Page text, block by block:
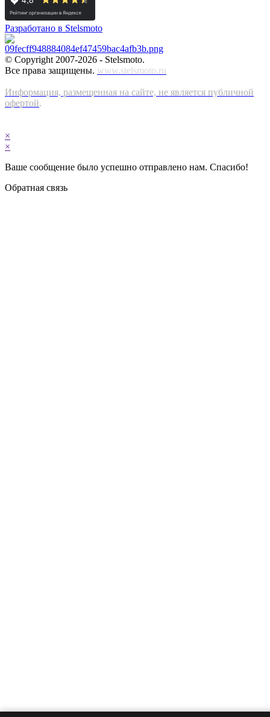
Разработано в Stelsmoto
© Copyright 2007-2026 - Stelsmoto.
Все права защищены. www.stelsmoto.ru
Информация, размещенная на сайте, не является публичной
офертой.
×
×
Ваше сообщение было успешно отправлено нам. Спасибо!
Обратная связь